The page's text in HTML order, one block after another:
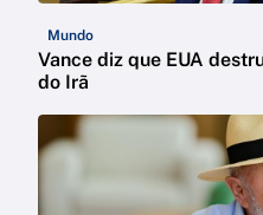
Mundo
Vance diz que EUA
do Irã